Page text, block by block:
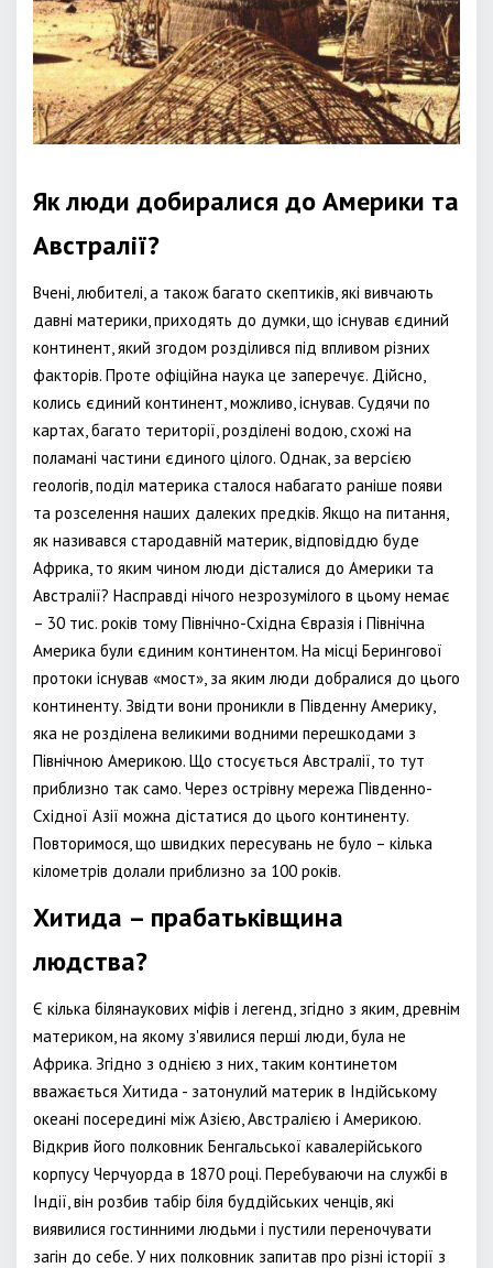
Як люди добиралися до Америки та
Австралії?
Вчені, любителі, а також багато скептиків, які вивчають
давні материки, приходять до думки, що існував єдиний
континент, який згодом розділився під впливом різних
факторів. Проте офіційна наука це заперечує. Дійсно,
колись єдиний континент, можливо, існував. Судячи по
картах, багато території, розділені водою, схожі на
поламані частини єдиного цілого. Однак, за версією
геологів, поділ материка сталося набагато раніше появи
та розселення наших далеких предків. Якщо на питання,
як називався стародавній материк, відповіддю буде
Африка, то яким чином люди дісталися до Америки та
Австралії? Насправді нічого незрозумілого в цьому немає
– 30 тис. років тому Північно-Східна Євразія і Північна
Америка були єдиним континентом. На місці Берингової
протоки існував «мост», за яким люди добралися до цього
континенту. Звідти вони проникли в Південну Америку,
яка не розділена великими водними перешкодами з
Північною Америкою. Що стосується Австралії, то тут
приблизно так само. Через острівну мережа Південно-
Східної Азії можна дістатися до цього континенту.
Повторимося, що швидких пересувань не було – кілька
кілометрів долали приблизно за 100 років.
Хитида – прабатьківщина
людства?
Є кілька білянаукових міфів і легенд, згідно з яким, древнім
материком, на якому з'явилися перші люди, була не
Африка. Згідно з однією з них, таким континетом
вважається Хитида - затонулий материк в Індійському
океані посередині між Азією, Австралією і Америкою.
Відкрив його полковник Бенгальської кавалерійського
корпусу Черчуорда в 1870 році. Перебуваючи на службі в
Індії, він розбив табір біля буддійських ченців, які
виявилися гостинними людьми і пустили переночувати
загін до себе. У них полковник запитав про різні історії з